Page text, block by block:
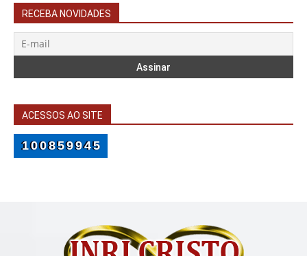
RECEBA NOVIDADES
ACESSOS AO SITE
100859945